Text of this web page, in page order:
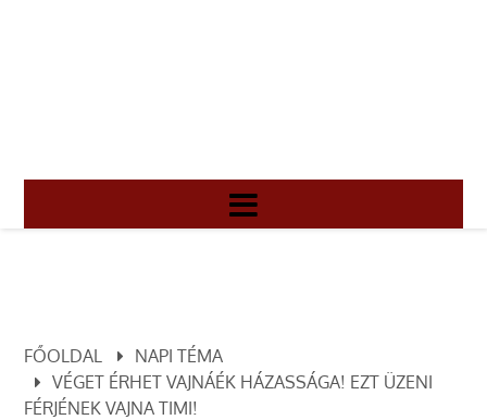
FŐOLDAL
NAPI TÉMA
VÉGET ÉRHET VAJNÁÉK HÁZASSÁGA! EZT ÜZENI
FÉRJÉNEK VAJNA TIMI!